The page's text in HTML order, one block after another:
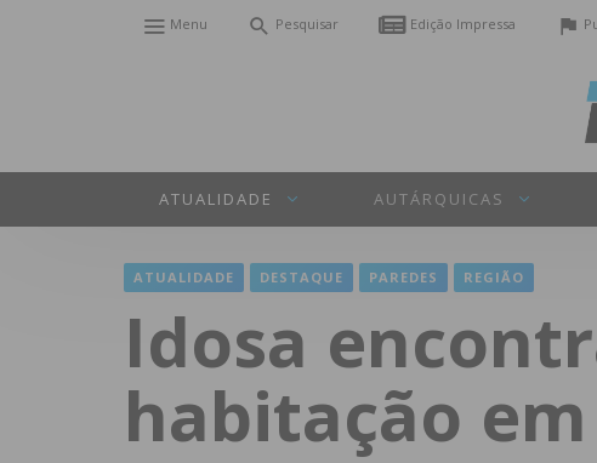
Menu Pesquisar Edição Impressa
ATUALIDADE AUTÁRQUICAS
ATUALIDADE DESTAQUE PAREDES REGIÃO
Idosa
habitação